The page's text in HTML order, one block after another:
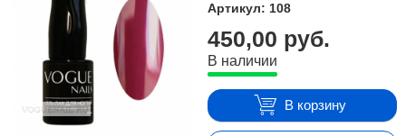
Артикул: 108
450,00 руб.
В наличии
В корзину